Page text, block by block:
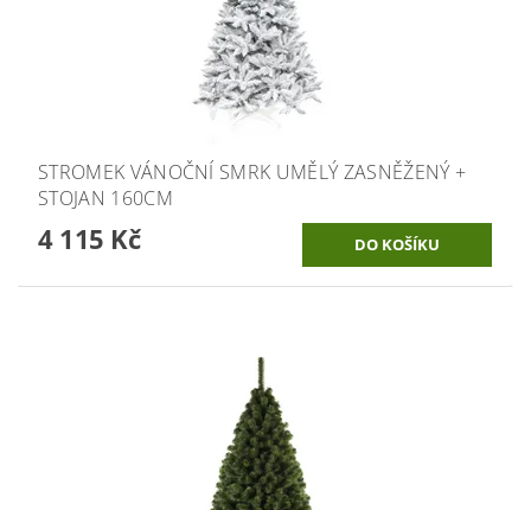
STROMEK VÁNOČNÍ SMRK UMĚLÝ ZASNĚŽENÝ +
STOJAN 160CM
4 115 Kč